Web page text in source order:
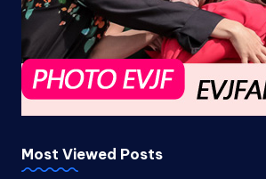
Most Viewed Posts